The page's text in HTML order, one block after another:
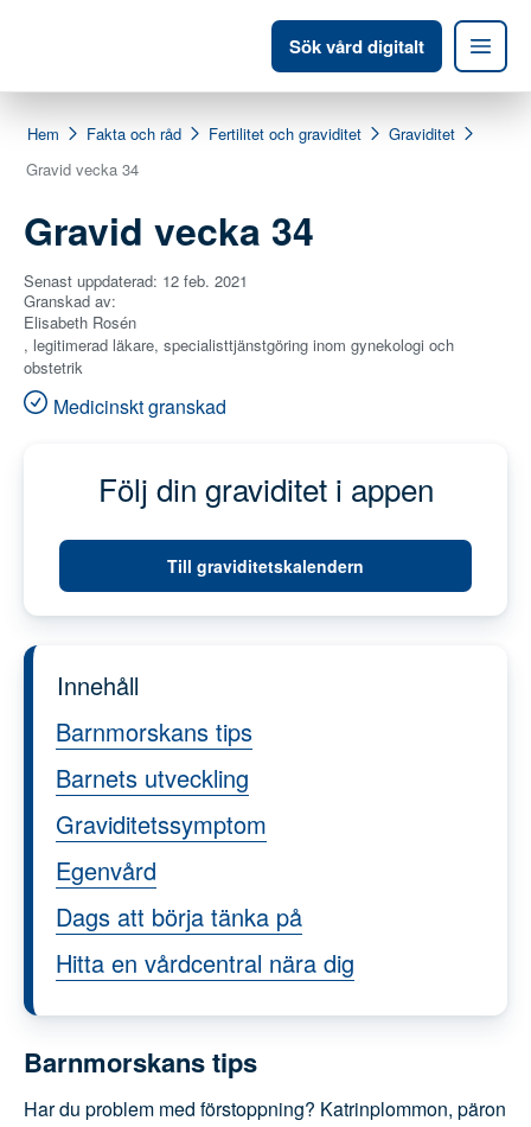
Sök vård digitalt
Hem Fakta och råd
Fertilitet och graviditet
Graviditet
Gravid vecka 34
Gravid vecka 34
Senast uppdaterad:12 feb. 2021
Granskad av:
Elisabeth Rosén
, legitimerad läkare, specialisttjänstgöring inom gynekologi och
obstetrik
Medicinskt granskad
Följ din graviditet i appen
Väntetid: 30-45 minuter
Innehåll
Barnmorskans tips
Barnets utveckling
Graviditetssymptom
Egenvård
Dags att börja tänka på
Hitta en vårdcentral nära dig
Barnmorskans tips
Har du problem med förstoppning?
hjälpa mot det.